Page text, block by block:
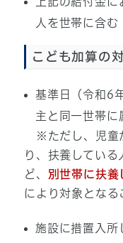
人を世帯に含む
こども加算の
基準日（令和6
主と同一世帯に
※ただし、児童
り、扶養してい
ど、 別世帯に扶養
により対象となる
施設に措置入所